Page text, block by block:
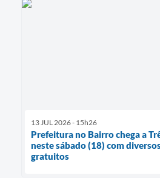
13 JUL 2026 - 15h26
Prefeitura no Bairro chega a
neste sábado (18) com
gratuitos